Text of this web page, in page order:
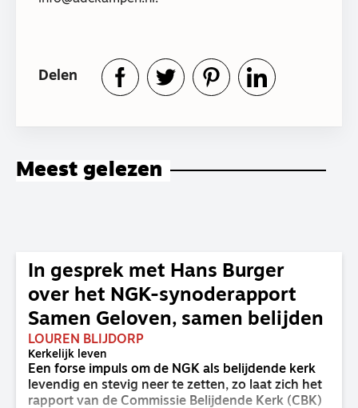
Delen
Meest gelezen
In gesprek met Hans Burger
over het NGK-synoderapport
Samen Geloven, samen belijden
LOUREN BLIJDORP
Kerkelijk leven
Een forse impuls om de NGK als belijdende kerk
levendig en stevig neer te zetten, zo laat zich het
rapport van de Commissie Belijdende Kerk (CBK)